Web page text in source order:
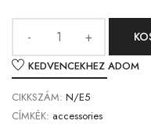
KEDVENCEKHEZ ADOM
CIKKSZÁM: N/E5
CÍMKÉK: accessories